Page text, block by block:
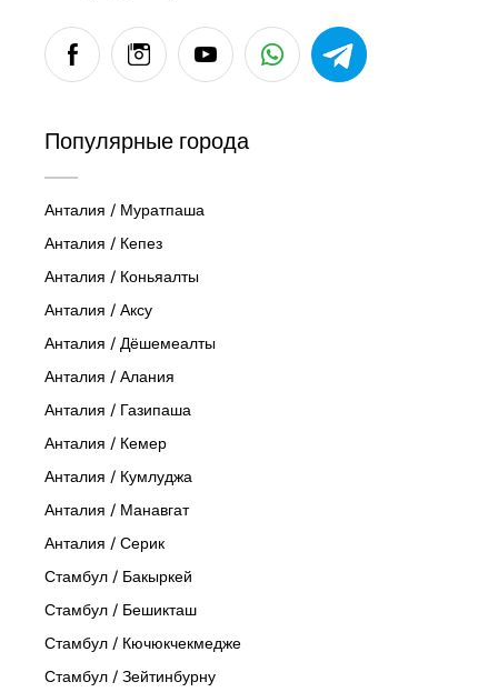
Популярные города
Анталия / Муратпаша
Анталия / Кепез
Анталия / Коньяалты
Анталия / Аксу
Анталия / Дёшемеалты
Анталия / Алания
Анталия / Газипаша
Анталия / Кемер
Анталия / Кумлуджа
Анталия / Манавгат
Анталия / Серик
Стамбул / Бакыркей
Стамбул / Бешикташ
Стамбул / Кючюкчекмедже
Стамбул / Зейтинбурну